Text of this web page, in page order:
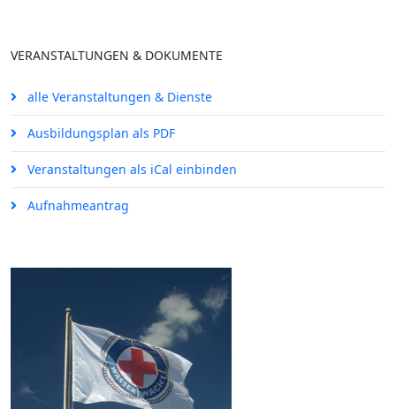
VERANSTALTUNGEN & DOKUMENTE
alle Veranstaltungen & Dienste
Ausbildungsplan als PDF
Veranstaltungen als iCal einbinden
Aufnahmeantrag